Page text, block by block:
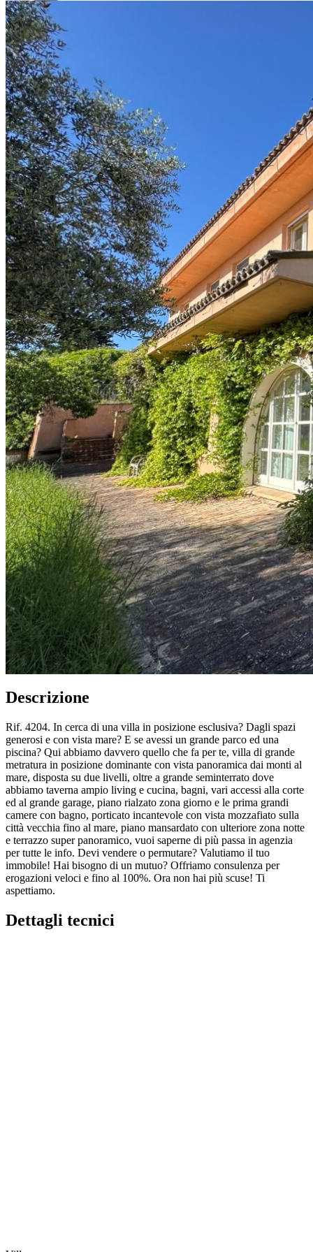
Descrizione
Rif. 4204. In cerca di una villa in posizione esclusiva? Dagli spazi
generosi e con vista mare? E se avessi un grande parco ed una
piscina? Qui abbiamo davvero quello che fa per te, villa di grande
metratura in posizione dominante con vista panoramica dai monti al
mare, disposta su due livelli, oltre a grande seminterrato dove
abbiamo taverna ampio living e cucina, bagni, vari accessi alla corte
ed al grande garage, piano rialzato zona giorno e le prima grandi
camere con bagno, porticato incantevole con vista mozzafiato sulla
città vecchia fino al mare, piano mansardato con ulteriore zona notte
e terrazzo super panoramico, vuoi saperne di più passa in agenzia
per tutte le info. Devi vendere o permutare? Valutiamo il tuo
immobile! Hai bisogno di un mutuo? Offriamo consulenza per
erogazioni veloci e fino al 100%. Ora non hai più scuse! Ti
aspettiamo.
Dettagli tecnici